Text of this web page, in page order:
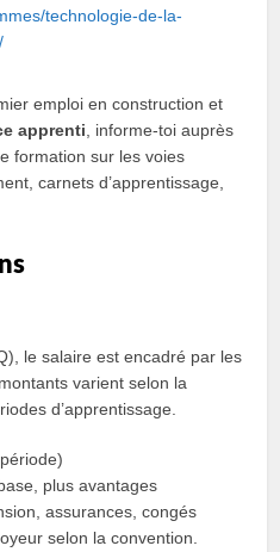
technologie-de-la-
emploi en construction et
apprenti , informe-toi auprès
formation sur les voies
carnets d’apprentissage,
le salaire est encadré par les
varient selon la
d’apprentissage.
plus avantages
assurances, congés
selon la convention.